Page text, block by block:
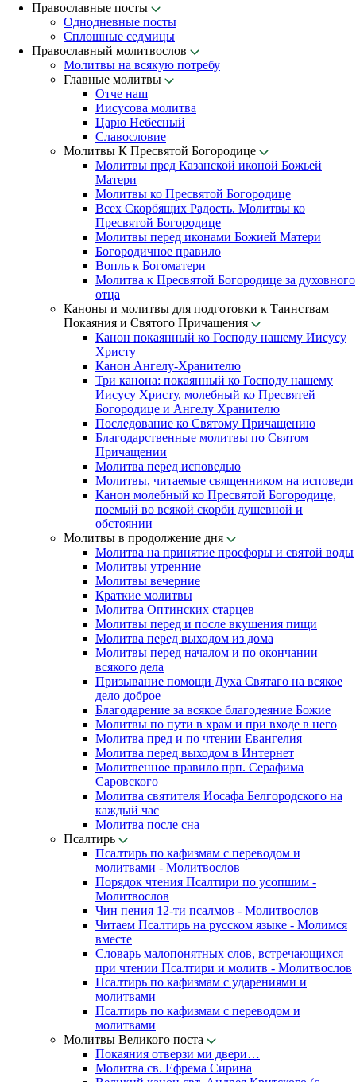
Православные посты
Однодневные посты
Сплошные седмицы
Православный молитвослов
Молитвы на всякую потребу
Главные молитвы
Отче наш
Иисусова молитва
Царю Небесный
Славословие
Молитвы К Пресвятой Богородице
Молитвы пред Казанской иконой Божьей
Матери
Молитвы ко Пресвятой Богородице
Всех Скорбящих Радость. Молитвы ко
Пресвятой Богородице
Молитвы перед иконами Божией Матери
Богородичное правило
Вопль к Богоматери
Молитва к Пресвятой Богородице за духовного
отца
Каноны и молитвы для подготовки к Таинствам
Покаяния и Святого Причащения
Канон покаянный ко Господу нашему Иисусу
Христу
Канон Ангелу-Хранителю
Три канона: покаянный ко Господу нашему
Иисусу Христу, молебный ко Пресвятей
Богородице и Ангелу Хранителю
Последование ко Святому Причащению
Благодарственные молитвы по Святом
Причащении
Молитва перед исповедью
Молитвы, читаемые священником на исповеди
Канон молебный ко Пресвятой Богородице,
поемый во всякой скорби душевной и
обстоянии
Молитвы в продолжение дня
Молитва на принятие просфоры и святой воды
Молитвы утренние
Молитвы вечерние
Краткие молитвы
Молитва Оптинских старцев
Молитвы перед и после вкушения пищи
Молитва перед выходом из дома
Молитвы перед началом и по окончании
всякого дела
Призывание помощи Духа Святаго на всякое
дело доброе
Благодарение за всякое благодеяние Божие
Молитвы по пути в храм и при входе в него
Молитва пред и по чтении Евангелия
Молитва перед выходом в Интернет
Молитвенное правило прп. Серафима
Саровского
Молитва святителя Иосафа Белгородского на
каждый час
Молитва после сна
Псалтирь
Псалтирь по кафизмам с переводом и
молитвами - Молитвослов
Порядок чтения Псалтири по усопшим -
Молитвослов
Чин пения 12-ти псалмов - Молитвослов
Читаем Псалтирь на русском языке - Молимся
вместе
Словарь малопонятных слов, встречающихся
при чтении Псалтири и молитв - Молитвослов
Псалтирь по кафизмам с ударениями и
молитвами
Псалтирь по кафизмам с переводом и
молитвами
Молитвы Великого поста
Покаяния отверзи ми двери…
Молитва св. Ефрема Сирина